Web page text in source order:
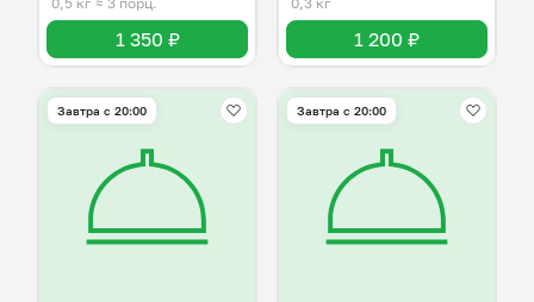
1 350 ₽ 1 200 ₽
Завтра c 20:00 Завтра c 20:00